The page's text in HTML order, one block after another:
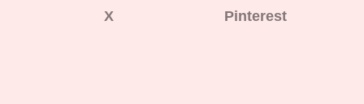
X Pinterest